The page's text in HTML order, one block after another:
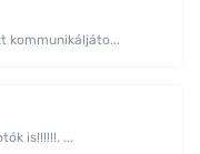
kommunikáljáto...
is!!!!!!. ...